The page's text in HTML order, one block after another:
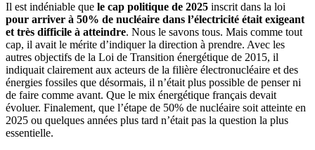
Il est indéniable que le cap politique de 2025 inscrit dans la loi
pour arriver à 50% de nucléaire dans l’électricité était exigeant
et très difficile à atteindre. Nous le savons tous. Mais comme tout
cap, il avait le mérite d’indiquer la direction à prendre. Avec les
autres objectifs de la Loi de Transition énergétique de 2015, il
indiquait clairement aux acteurs de la filière électronucléaire et des
énergies fossiles que désormais, il n’était plus possible de penser ni
de faire comme avant. Que le mix énergétique français devait
évoluer. Finalement, que l’étape de 50% de nucléaire soit atteinte en
2025 ou quelques années plus tard n’était pas la question la plus
essentielle.